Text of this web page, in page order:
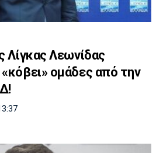
Κηφισιά Πανσερραϊκός
Λίγκας Λεωνίδας
ομάδες από την